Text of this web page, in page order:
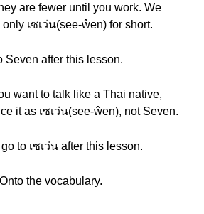
are fewer until you work. We
เซเว่น(see-ŵen) for short.
Seven after this lesson.
want to talk like a Thai native,
it as เซเว่น(see-ŵen), not Seven.
to เซเว่น after this lesson.
the vocabulary.